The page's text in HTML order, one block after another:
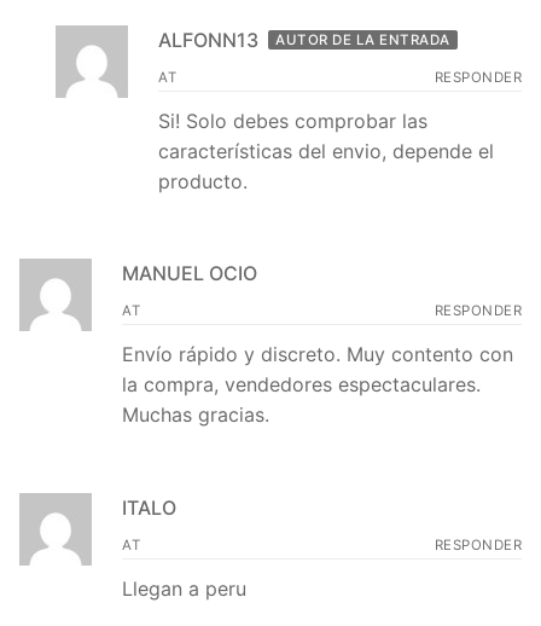
ALFONN13 AUTOR DE LA ENTRADA
AT RESPONDER
Si! Solo debes comprobar las
características del envio, depende el
producto.
MANUEL OCIO
AT RESPONDER
Envío rápido y discreto. Muy contento con
la compra, vendedores espectaculares.
Muchas gracias.
ITALO
AT RESPONDER
Llegan a peru